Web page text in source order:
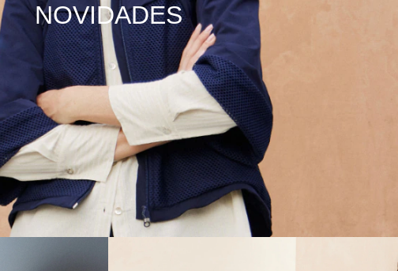
NOVIDADES